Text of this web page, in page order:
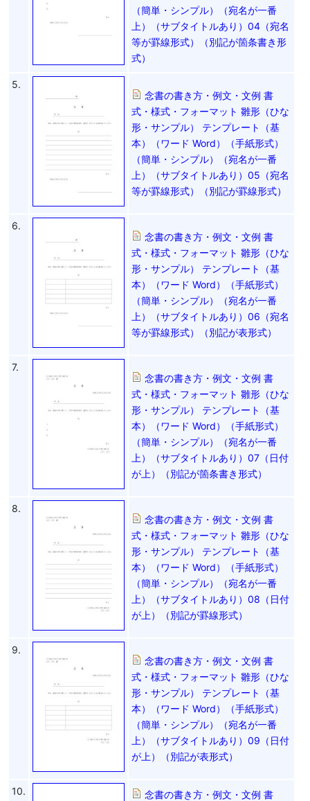
（簡単・シンプル）（宛名が一番
上）（サブタイトルあり）04（宛名
等が罫線形式）（別記が箇条書き形
式）
5.
念書の書き方・例文・文例 書
式・様式・フォーマット 雛形（ひな
形・サンプル） テンプレート（基
本）（ワード Word）（手紙形式）
（簡単・シンプル）（宛名が一番
上）（サブタイトルあり）05（宛名
等が罫線形式）（別記が罫線形式）
6.
念書の書き方・例文・文例 書
式・様式・フォーマット 雛形（ひな
形・サンプル） テンプレート（基
本）（ワード Word）（手紙形式）
（簡単・シンプル）（宛名が一番
上）（サブタイトルあり）06（宛名
等が罫線形式）（別記が表形式）
7.
念書の書き方・例文・文例 書
式・様式・フォーマット 雛形（ひな
形・サンプル） テンプレート（基
本）（ワード Word）（手紙形式）
（簡単・シンプル）（宛名が一番
上）（サブタイトルあり）07（日付
が上）（別記が箇条書き形式）
8.
念書の書き方・例文・文例 書
式・様式・フォーマット 雛形（ひな
形・サンプル） テンプレート（基
本）（ワード Word）（手紙形式）
（簡単・シンプル）（宛名が一番
上）（サブタイトルあり）08（日付
が上）（別記が罫線形式）
9.
念書の書き方・例文・文例 書
式・様式・フォーマット 雛形（ひな
形・サンプル） テンプレート（基
本）（ワード Word）（手紙形式）
（簡単・シンプル）（宛名が一番
上）（サブタイトルあり）09（日付
が上）（別記が表形式）
10.
念書の書き方・例文・文例 書